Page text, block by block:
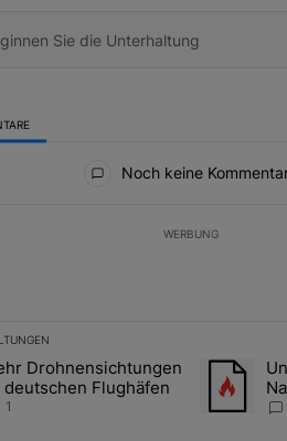
Noch keine
WERBUNG
ist eine Liste der am meisten
mit dem Titel "Mehr
Drohnensichtungen
deutschen Flughäfen
1
Ein